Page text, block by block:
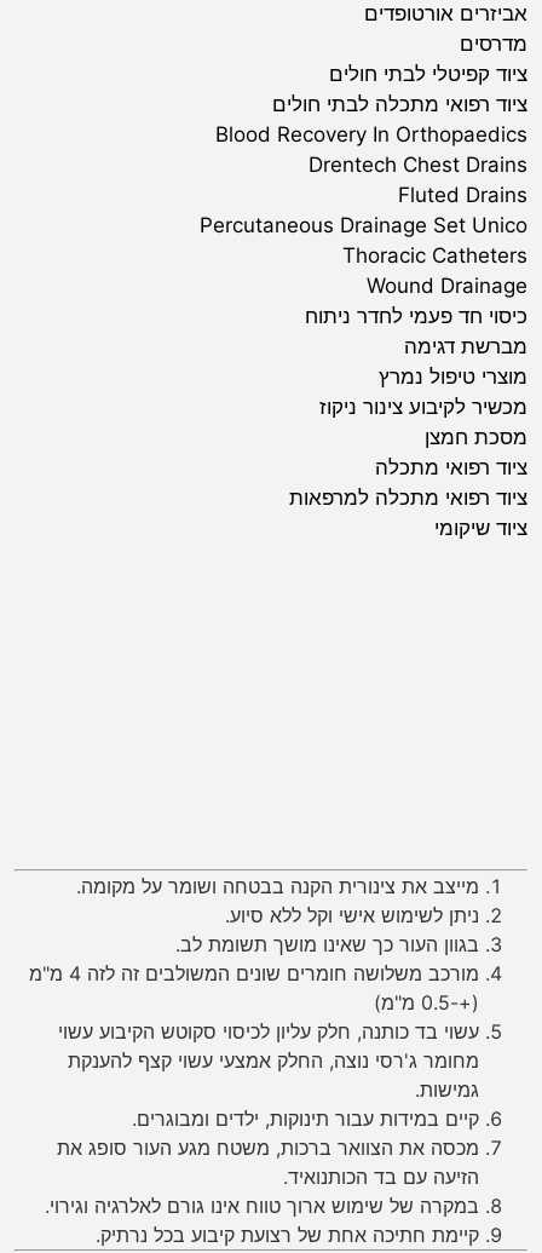
אביזרים אורטופדים
מדרסים
ציוד קפיטלי לבתי חולים
ציוד רפואי מתכלה לבתי חולים
Blood Recovery In Orthopaedics
Drentech Chest Drains
Fluted Drains
Percutaneous Drainage Set Unico
Thoracic Catheters
Wound Drainage
כיסוי חד פעמי לחדר ניתוח
מברשת דגימה
מוצרי טיפול נמרץ
מכשיר לקיבוע צינור ניקוז
מסכת חמצן
ציוד רפואי מתכלה
ציוד רפואי מתכלה למרפאות
ציוד שיקומי
מייצב את צינורית הקנה בבטחה ושומר על מקומה.
ניתן לשימוש אישי וקל ללא סיוע.
בגוון העור כך שאינו מושך תשומת לב.
מורכב משלושה חומרים שונים המשולבים זה לזה 4 מ"מ
(+-0.5 מ"מ)
עשוי בד כותנה, חלק עליון לכיסוי סקוטש הקיבוע עשוי
מחומר ג'רסי נוצה, החלק אמצעי עשוי קצף להענקת
גמישות.
קיים במידות עבור תינוקות, ילדים ומבוגרים.
מכסה את הצוואר ברכות, משטח מגע העור סופג את
הזיעה עם בד הכותנואיד.
במקרה של שימוש ארוך טווח אינו גורם לאלרגיה וגירוי.
קיימת חתיכה אחת של רצועת קיבוע בכל נרתיק.